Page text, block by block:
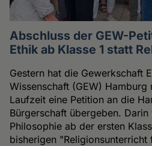
Abschluss der GEW-
Ethik ab Klasse 1 statt
Gestern hat die Gewerkschaft
Wissenschaft (GEW) Hamburg
Laufzeit eine Petition an die
Bürgerschaft übergeben.
Philosophie ab der ersten
bisherigen "Religionsunterricht